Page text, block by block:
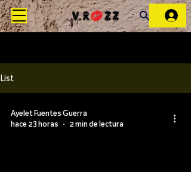
List
Ayelet Fuentes Guerra
hace 23 horas
2 min de lectura